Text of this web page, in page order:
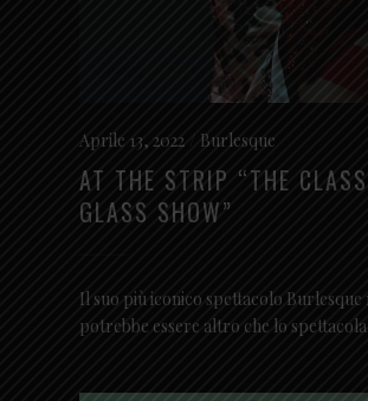
Aprile 13, 2022 Burlesque
AT THE STRIP “THE
GLASS SHOW”
Il suo più iconico spettacolo Burlesque
potrebbe essere altro che lo